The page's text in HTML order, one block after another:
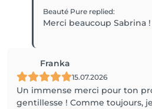
Beauté Pure replied:
Merci beaucoup Sabrina
Franka
15.07.2026
Un immense merci pour ton
gentillesse ! Comme toujours,